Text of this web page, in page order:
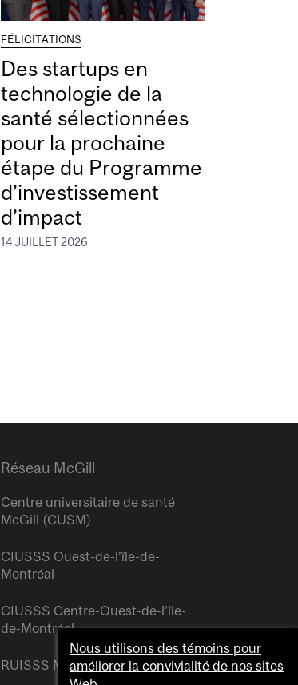
FÉLICITATIONS
Des startups en
technologie de la
santé sélectionnées
pour la prochaine
étape du Programme
d’investissement
d’impact
14 JUILLET 2026
Réseau McGill
Centre universitaire de santé
McGill (CUSM)
CIUSSS Ouest-de-l’île-de-
Montréal
CIUSSS Centre-Ouest-de-l’île-
de-Montréal
RUISSS McGill
Nous utilisons des témoins pour
améliorer la convivialité de nos sites